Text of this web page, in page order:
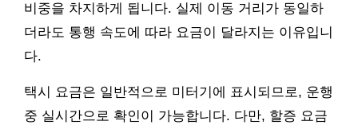
비중을 차지하게 됩니다. 실제 이동 거리가 동일하
더라도 통행 속도에 따라 요금이 달라지는 이유입니
다.
택시 요금은 일반적으로 미터기에 표시되므로, 운행
중 실시간으로 확인이 가능합니다. 다만, 할증 요금